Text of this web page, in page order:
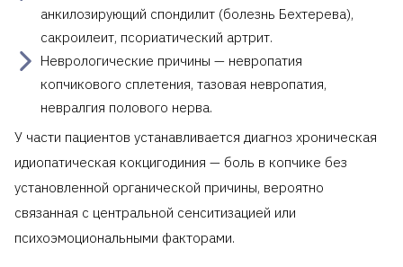
анкилозирующий спондилит (болезнь Бехтерева),
сакроилеит, псориатический артрит.
Неврологические причины — невропатия
копчикового сплетения, тазовая невропатия,
невралгия полового нерва.
У части пациентов устанавливается диагноз хроническая
идиопатическая кокцигодиния — боль в копчике без
установленной органической причины, вероятно
связанная с центральной сенситизацией или
психоэмоциональными факторами.